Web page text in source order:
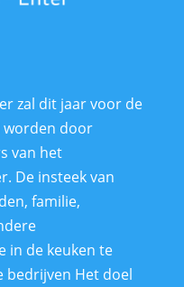
zal dit jaar voor de
worden door
van het
De insteek van
familie,
in de keuken te
bedrijven Het doel